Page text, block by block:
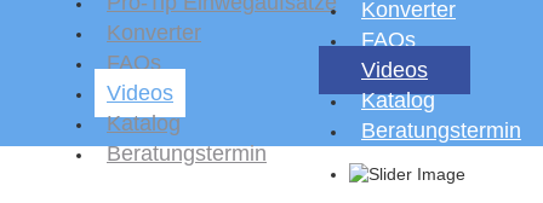
Konverter
FAQs
Videos
Katalog
Beratungstermin
Konverter
FAQs
Videos
Katalog
Beratungstermin